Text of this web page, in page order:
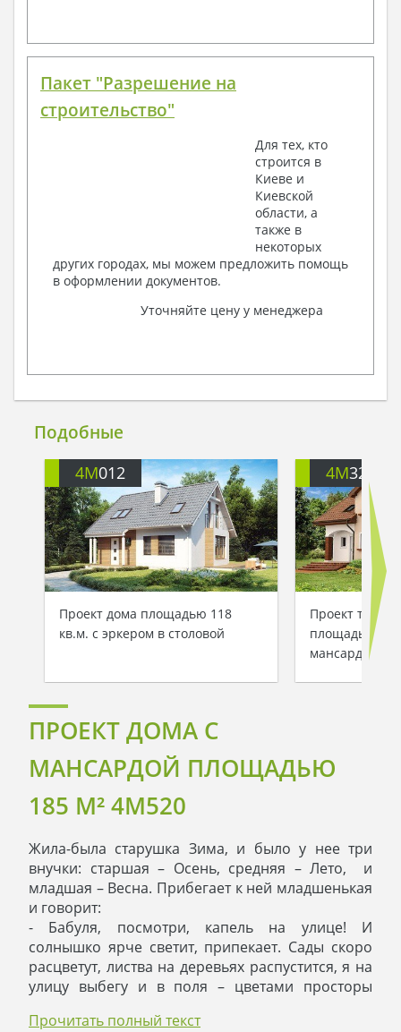
Пакет "Разрешение на
строительство"
Для тех, кто
строится в
Киеве и
Киевской
области, а
также в
некоторых
других городах, мы можем предложить помощь
в оформлении документов.
Уточняйте цену у менеджера
Подобные
4M012
Проект дома площадью 118
кв.м. с эркером в столовой
4M320
Проект
площадью
мансардой и
ПРОЕКТ ДОМА С
МАНСАРДОЙ ПЛОЩАДЬЮ
185 M² 4M520
Жила-была старушка Зима, и было у нее три
внучки: старшая – Осень, средняя – Лето, и
младшая – Весна. Прибегает к ней младшенькая
и говорит:
- Бабуля, посмотри, капель на улице! И
солнышко ярче светит, припекает. Сады скоро
расцветут, листва на деревьях распустится, я на
улицу выбегу и в поля – цветами просторы
А за ней приходит к Зиме Лето и продолжает:
Прочитать полный текст